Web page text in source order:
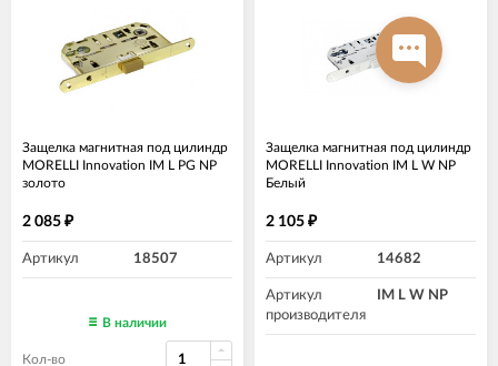
Защелка магнитная под цилиндр
MORELLI Innovation IM L PG NP
золото
2 085 ₽
Артикул 18507
В наличии
Кол-во
Защелка магнитная под цилиндр
MORELLI Innovation IM L W NP
Белый
2 105 ₽
Артикул 14682
Артикул
производителя
IM L W NP